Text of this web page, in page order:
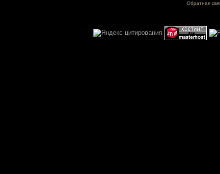
Обратная